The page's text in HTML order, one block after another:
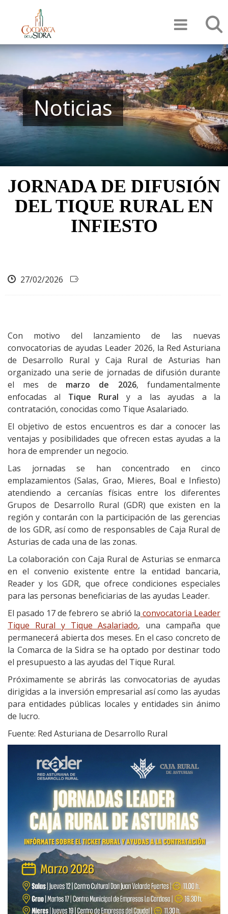
contenido
principal
Noticias
JORNADA DE DIFUSIÓN
DEL TIQUE RURAL EN
INFIESTO
27/02/2026
Con motivo del lanzamiento de las nuevas
convocatorias de ayudas Leader 2026, la Red Asturiana
de Desarrollo Rural y Caja Rural de Asturias han
organizado una serie de jornadas de difusión durante
el mes de marzo de 2026, fundamentalmente
enfocadas al Tique Rural y a las ayudas a la
contratación, conocidas como Tique Asalariado.
El objetivo de estos encuentros es dar a conocer las
ventajas y posibilidades que ofrecen estas ayudas a la
hora de emprender un negocio.
Las jornadas se han concentrado en cinco
emplazamientos (Salas, Grao, Mieres, Boal e Infiesto)
atendiendo a cercanías físicas entre los diferentes
Grupos de Desarrollo Rural (GDR) que existen en la
región y contarán con la participación de las gerencias
de los GDR, así como de responsables de Caja Rural de
Asturias de cada una de las zonas.
La colaboración con Caja Rural de Asturias se enmarca
en el convenio existente entre la entidad bancaria,
Reader y los GDR, que ofrece condiciones especiales
para las personas beneficiarias de las ayudas Leader.
El pasado 17 de febrero se abrió la convocatoria Leader
Tique Rural y Tique Asalariado, una campaña que
permanecerá abierta dos meses. En el caso concreto de
la Comarca de la Sidra se ha optado por destinar todo
el presupuesto a las ayudas del Tique Rural.
Próximamente se abrirás las convocatorias de ayudas
dirigidas a la inversión empresarial así como las ayudas
para entidades públicas locales y entidades sin ánimo
de lucro.
Fuente: Red Asturiana de Desarrollo Rural